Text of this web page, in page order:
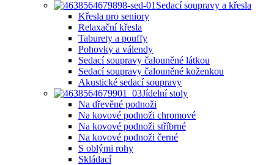
Sedací soupravy a křesla
Křesla pro seniory
Relaxační křesla
Taburety a pouffy
Pohovky a válendy
Sedací soupravy čalouněné látkou
Sedací soupravy čalouněné koženkou
Akustické sedací soupravy
Jídelní stoly
Na dřevěné podnoži
Na kovové podnoži chromové
Na kovové podnoži stříbrné
Na kovové podnoži černé
S oblými rohy
Skládací